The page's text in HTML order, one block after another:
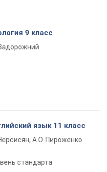
9 класс
язык 11 класс
А.О. Пироженко
стандарта